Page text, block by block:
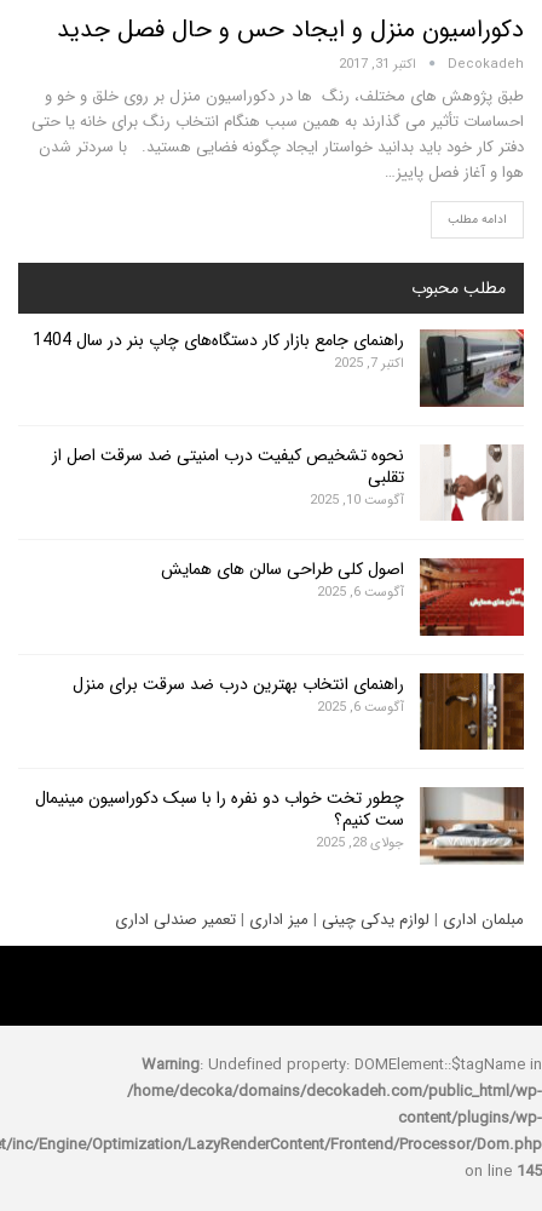
منزل و ایجاد حس و حال فصل جدید
اکتبر 31, 2017
های مختلف، رنگ ها در دکوراسیون منزل بر روی خلق و خو و
می گذارند به همین سبب هنگام انتخاب رنگ برای خانه یا حتی
باید بدانید خواستار ایجاد چگونه فضایی هستید. با سردتر شدن
فصل پاییز…
راهنمای جامع بازار کار دستگاه‌های چاپ بنر در سال 1404
اکتبر 7, 2025
نحوه تشخیص کیفیت درب امنیتی ضد سرقت اصل از
تقلبی
آگوست 10, 2025
اصول کلی طراحی سالن های همایش
آگوست 6, 2025
راهنمای انتخاب بهترین درب ضد سرقت برای منزل
آگوست 6, 2025
چطور تخت خواب دو نفره را با سبک دکوراسیون مینیمال
ست کنیم؟
جولای 28, 2025
|لوازم یدکی چینی|میز اداری| تعمیر صندلی اداری
Warning: Undefined property:
/home/decoka/domains/decokadeh.com/
rocket/inc/Engine/Optimization/LazyRenderContent/Frontend/